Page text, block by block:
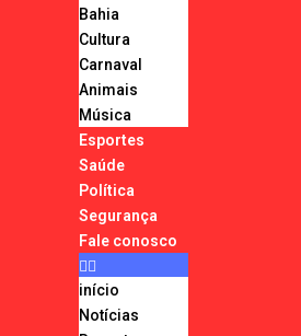
Bahia
Cultura
Carnaval
Animais
Música
Esportes
Saúde
Política
Segurança
Fale conosco
início
Notícias